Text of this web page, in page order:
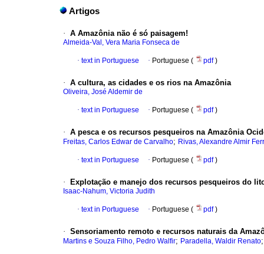
Artigos
· A Amazônia não é só paisagem!
Almeida-Val, Vera Maria Fonseca de
· text in Portuguese · Portuguese ( pdf)
· A cultura, as cidades e os rios na Amazônia
Oliveira, José Aldemir de
· text in Portuguese · Portuguese ( pdf)
· A pesca e os recursos pesqueiros na Amazônia
Freitas, Carlos Edwar de Carvalho; Rivas, Alexandre Almir
· text in Portuguese · Portuguese ( pdf)
· Explotação e manejo dos recursos pesqueiros do
Isaac-Nahum, Victoria Judith
· text in Portuguese · Portuguese ( pdf)
· Sensoriamento remoto e recursos naturais da
Martins e Souza Filho, Pedro Walfir; Paradella, Waldir Renato